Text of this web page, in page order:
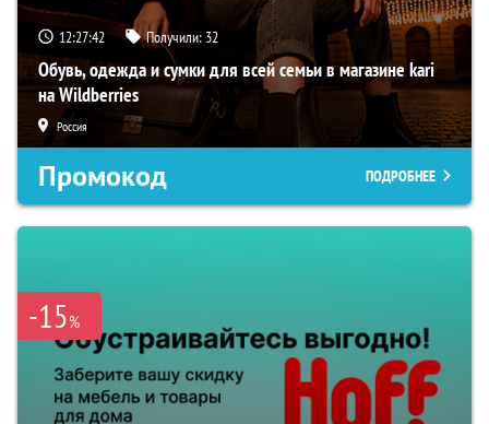
12:27:42 Получили: 32
Обувь, одежда и сумки для всей семьи в магазине kari
на Wildberries
Россия
Промокод ПОДРОБНЕЕ
-15%